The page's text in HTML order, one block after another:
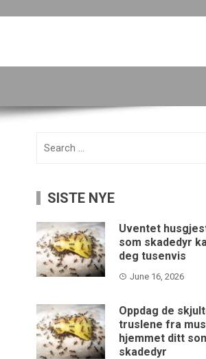
SISTE NYE
Uventet
som skadedyr
deg tusenvis
June 16, 2026
Oppdag de
truslene fra
hjemmet ditt
skadedyr